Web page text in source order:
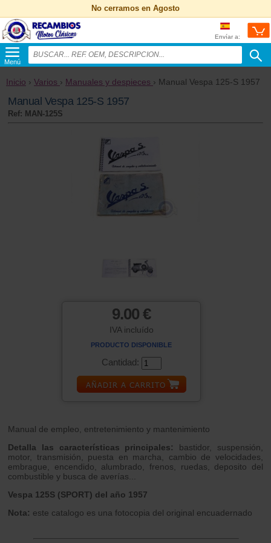
No cerramos en Agosto
Envíar a:
Menú
Inicio › Varios › Manuales y despieces › Manual Vespa 125-S 1957
Manual Vespa 125-S 1957
Ref: MAN-125S
9.00 €
IVA incluído
PRODUCTO DISPONIBLE
Cantidad:
Manual de empleo, entretenimiento y mantenimiento
Detalla las características principales:
bastidor, suspensión,
motor, transmisión, puesta en marcha, cambio de velocidades,
embrague, encendido, alumbrado, frenos, ruedas, deposito del
combustible y busca de averías...
Vespa 125S (SPORT) del año 1957
Nota: este catalogo es una fotocopia del original encuadernado